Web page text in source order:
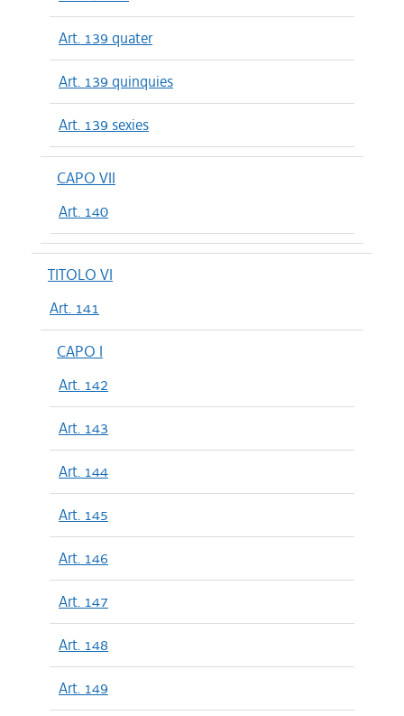
Art. 139 quater
Art. 139 quinquies
Art. 139 sexies
CAPO VII
Art. 140
TITOLO VI
Art. 141
CAPO I
Art. 142
Art. 143
Art. 144
Art. 145
Art. 146
Art. 147
Art. 148
Art. 149